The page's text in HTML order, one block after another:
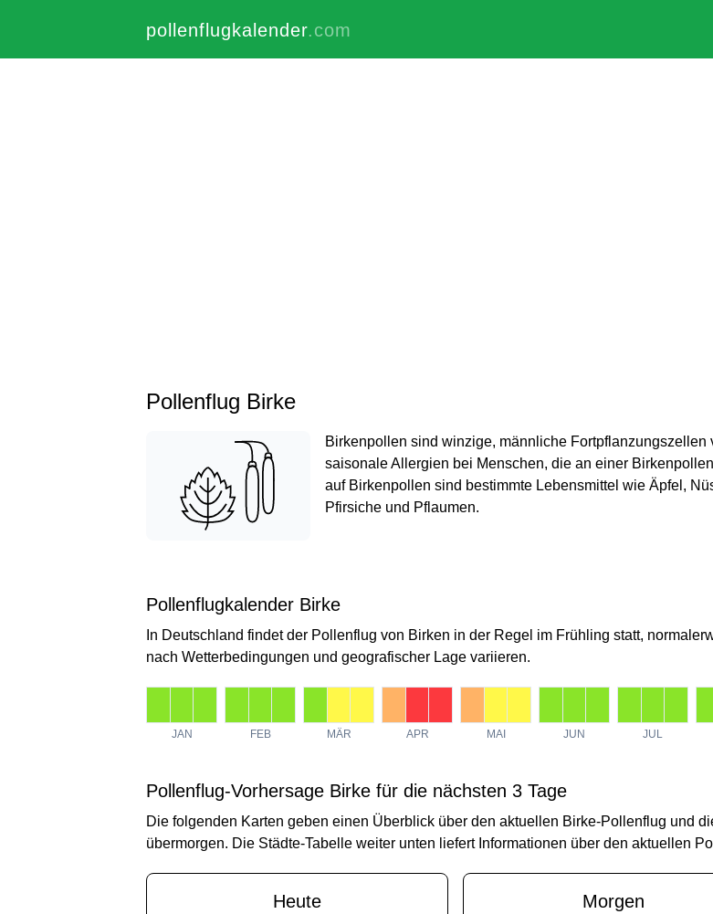
pollenflugkalender.com
Pollenflug Birke
Birkenpollen sind winzige, männliche
saisonale Allergien bei Menschen, die an einer
auf Birkenpollen sind bestimmte Lebensmittel wie Äpfel,
Pfirsiche und Pflaumen.
Pollenflugkalender Birke
In Deutschland findet der Pollenflug von Birken in der Regel im Frühling statt,
nach Wetterbedingungen und geografischer Lage variieren.
JAN FEB MÄR APR MAI JUN JUL
Pollenflug-Vorhersage Birke für die nächsten 3 Tage
Die folgenden Karten geben einen Überblick über den aktuellen Birke-Pollenflug und
übermorgen. Die Städte-Tabelle weiter unten liefert Informationen über den aktuellen
Heute Morgen